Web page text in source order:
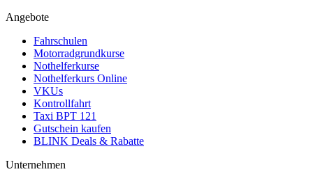
Angebote
Fahrschulen
Motorradgrundkurse
Nothelferkurse
Nothelferkurs Online
VKUs
Kontrollfahrt
Taxi BPT 121
Gutschein kaufen
BLINK Deals & Rabatte
Unternehmen